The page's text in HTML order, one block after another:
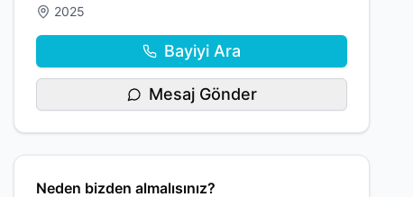
2025
Bayiyi Ara
Mesaj Gönder
Neden bizden almalısınız?